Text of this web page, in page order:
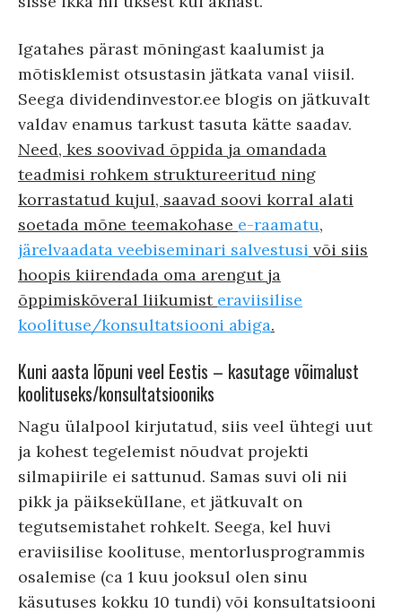
Igatahes pärast mõningast kaalumist ja
mõtisklemist otsustasin jätkata vanal viisil.
Seega dividendinvestor.ee blogis on jätkuvalt
valdav enamus tarkust tasuta kätte saadav.
Need, kes soovivad õppida ja omandada
teadmisi rohkem struktureeritud ning
korrastatud kujul, saavad soovi korral alati
soetada mõne teemakohase e-raamatu,
järelvaadata veebiseminari salvestusi või siis
hoopis kiirendada oma arengut ja
õppimiskõveral liikumist eraviisilise
koolituse/konsultatsiooni abiga.
Kuni aasta lõpuni veel Eestis – kasutage võimalust
koolituseks/konsultatsiooniks
Nagu ülalpool kirjutatud, siis veel ühtegi uut
ja kohest tegelemist nõudvat projekti
silmapiirile ei sattunud. Samas suvi oli nii
pikk ja päikseküllane, et jätkuvalt on
tegutsemistahet rohkelt. Seega, kel huvi
eraviisilise koolituse, mentorlusprogrammis
osalemise (ca 1 kuu jooksul olen sinu
käsutuses kokku 10 tundi) või konsultatsiooni